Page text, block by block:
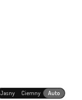
Jasny Ciemny Auto